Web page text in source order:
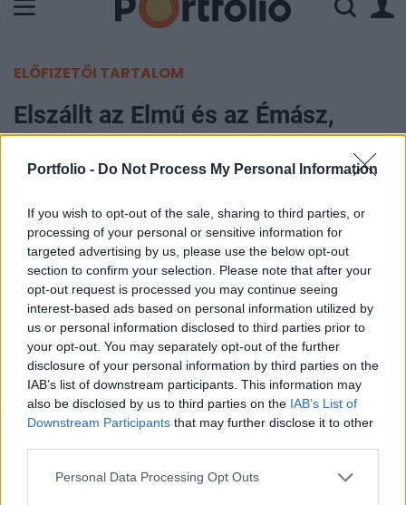
Portfolio - Do Not Process My Personal Information
If you wish to opt-out of the sale, sharing to third parties, or
processing of your personal or sensitive information for
targeted advertising by us, please use the below opt-out
section to confirm your selection. Please note that after your
opt-out request is processed you may continue seeing
interest-based ads based on personal information utilized by
us or personal information disclosed to third parties prior to
your opt-out. You may separately opt-out of the further
disclosure of your personal information by third parties on the
IAB’s list of downstream participants. This information may
also be disclosed by us to third parties on the IAB’s List of
Downstream Participants that may further disclose it to other
Personal Data Processing Opt Outs
ELŐFIZETŐI TARTALOM
Elszállt az Elmű és az Émász,
jöhet a felvásárlási ajánlat
2019. szeptember 20. 11:29
Ma hajnalban az Elmű és Émász rendkívüli
tájékoztatást tett közzé a BÉT honlapján az E.ON-
nak az Elműben és Émászban történő
befolyásszerzéséről. 15 napon belül jöhet a
nyilvános vételi ajánlat, azonban az árfolyamok
már most magasabban vannak, mint a tőkepiaci
törvény által kötelező ármeghatározó elemek.
keressük a választ a befektetőket leginkább foglalkoztató